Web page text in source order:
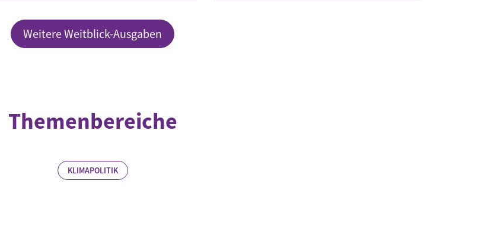
Weitere Weitblick-Ausgaben
Themenbereiche
KLIMAPOLITIK